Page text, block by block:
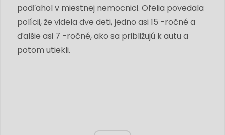
podľahol v miestnej nemocnici. Ofelia povedala
polícii, že videla dve deti, jedno asi 15 -ročné a
ďalšie asi 7 -ročné, ako sa približujú k autu a
potom utiekli.